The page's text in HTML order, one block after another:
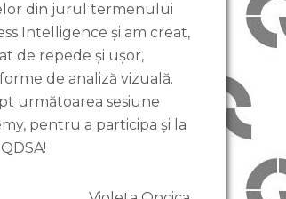
din jurul termenului
Intelligence și am creat,
de repede și ușor,
de analiză vizuală.
următoarea sesiune
pentru a participa și la